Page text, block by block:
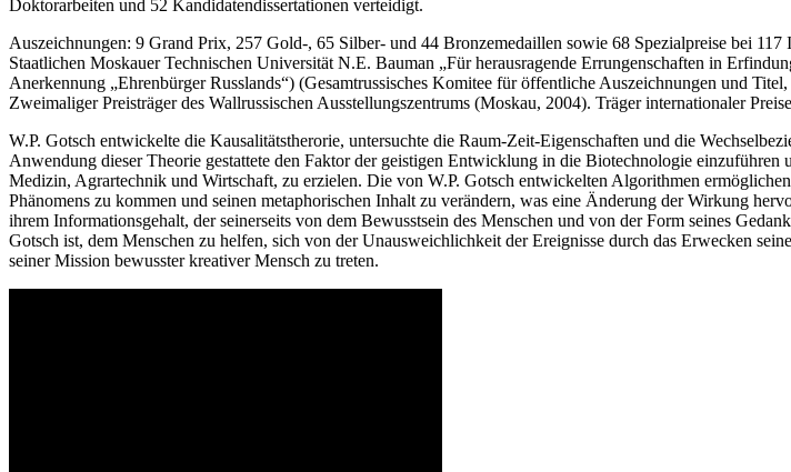
Doktorarbeiten und 52 Kandidatendissertationen verteidigt.
Auszeichnungen: 9 Grand Prix, 257 Gold-, 65 Silber- und 44 Bronzemedaillen sowie 68 Spezialpreise bei
Staatlichen Moskauer Technischen Universität N.E. Bauman „Für herausragende Errungenschaften in
Anerkennung „Ehrenbürger Russlands“) (Gesamtrussisches Komitee für öffentliche Auszeichnungen und
Zweimaliger Preisträger des Wallrussischen Ausstellungszentrums (Moskau, 2004). Träger internationaler
W.P. Gotsch entwickelte die Kausalitätstherorie, untersuchte die Raum-Zeit-Eigenschaften und die
Anwendung dieser Theorie gestattete den Faktor der geistigen Entwicklung in die Biotechnologie
Medizin, Agrartechnik und Wirtschaft, zu erzielen. Die von W.P. Gotsch entwickelten Algorithmen
Phänomens zu kommen und seinen metaphorischen Inhalt zu verändern, was eine Änderung der Wirkung
ihrem Informationsgehalt, der seinerseits von dem Bewusstsein des Menschen und von der Form seines
Gotsch ist, dem Menschen zu helfen, sich von der Unausweichlichkeit der Ereignisse durch das Erwecken
seiner Mission bewusster kreativer Mensch zu treten.